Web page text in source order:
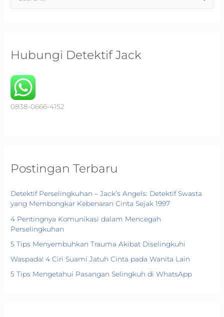
h
f
o
r
Hubungi Detektif Jack
0838-0666-4152
Postingan Terbaru
Detektif Perselingkuhan – Jack’s Angels: Detektif Swasta
yang Membongkar Kebenaran Cinta Sejak 1997
4 Pentingnya Komunikasi dalam Mencegah
Perselingkuhan
5 Tips Menyembuhkan Trauma Akibat Diselingkuhi
Waspada! 4 Ciri Suami Jatuh Cinta pada Wanita Lain
5 Tips Mengetahui Pasangan Selingkuh di WhatsApp